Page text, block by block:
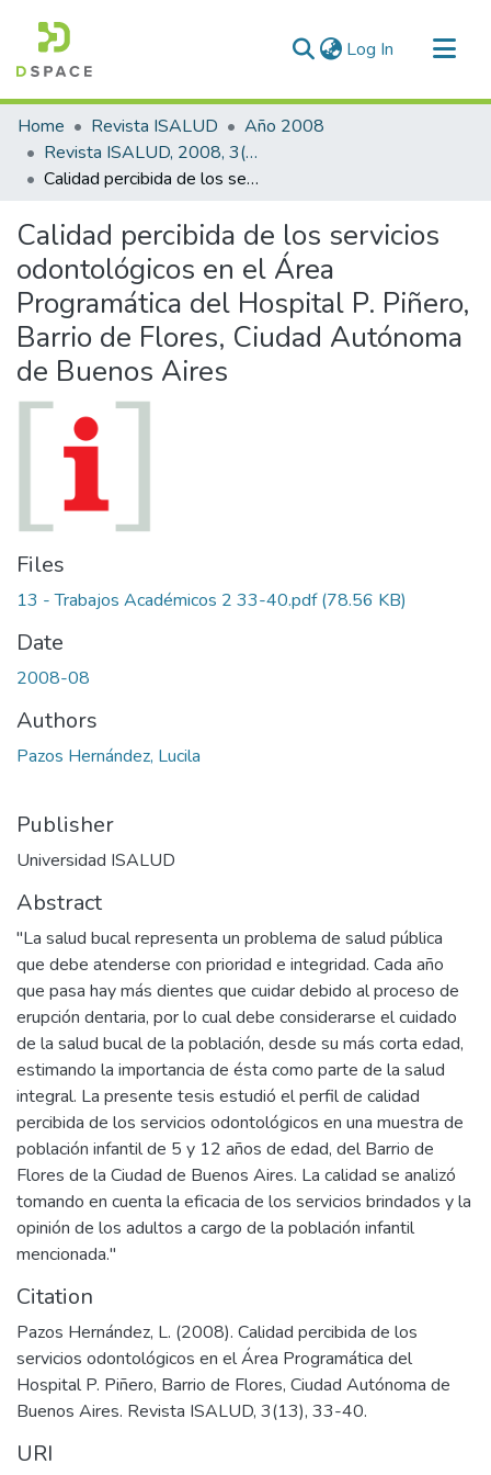
Log In (current)
Communities & Collections
All of DSpace
Statistics
Home Revista ISALUD
Año 2008
Revista ISALUD, 2008, 3(13)
Calidad percibida de los servicios odontológicos en el Área Programática del Hospital P. Piñero, Barrio de Flores, Ciudad Autónoma de Buenos Aires
Calidad percibida de los servicios
odontológicos en el Área
Programática del Hospital P. Piñero,
Barrio de Flores, Ciudad Autónoma
de Buenos Aires
Files
13 - Trabajos Académicos 2 33-40.pdf(78.56 KB)
Date
2008-08
Authors
Pazos Hernández, Lucila
Publisher
Universidad ISALUD
Abstract
"La salud bucal representa un problema de salud pública
que debe atenderse con prioridad e integridad. Cada año
que pasa hay más dientes que cuidar debido al proceso de
erupción dentaria, por lo cual debe considerarse el cuidado
de la salud bucal de la población, desde su más corta edad,
estimando la importancia de ésta como parte de la salud
integral. La presente tesis estudió el perfil de calidad
percibida de los servicios odontológicos en una muestra de
población infantil de 5 y 12 años de edad, del Barrio de
Flores de la Ciudad de Buenos Aires. La calidad se analizó
tomando en cuenta la eficacia de los servicios brindados y la
opinión de los adultos a cargo de la población infantil
mencionada."
Citation
Pazos Hernández, L. (2008). Calidad percibida de los
servicios odontológicos en el Área Programática del
Hospital P. Piñero, Barrio de Flores, Ciudad Autónoma de
Buenos Aires. Revista ISALUD, 3(13), 33-40.
URI